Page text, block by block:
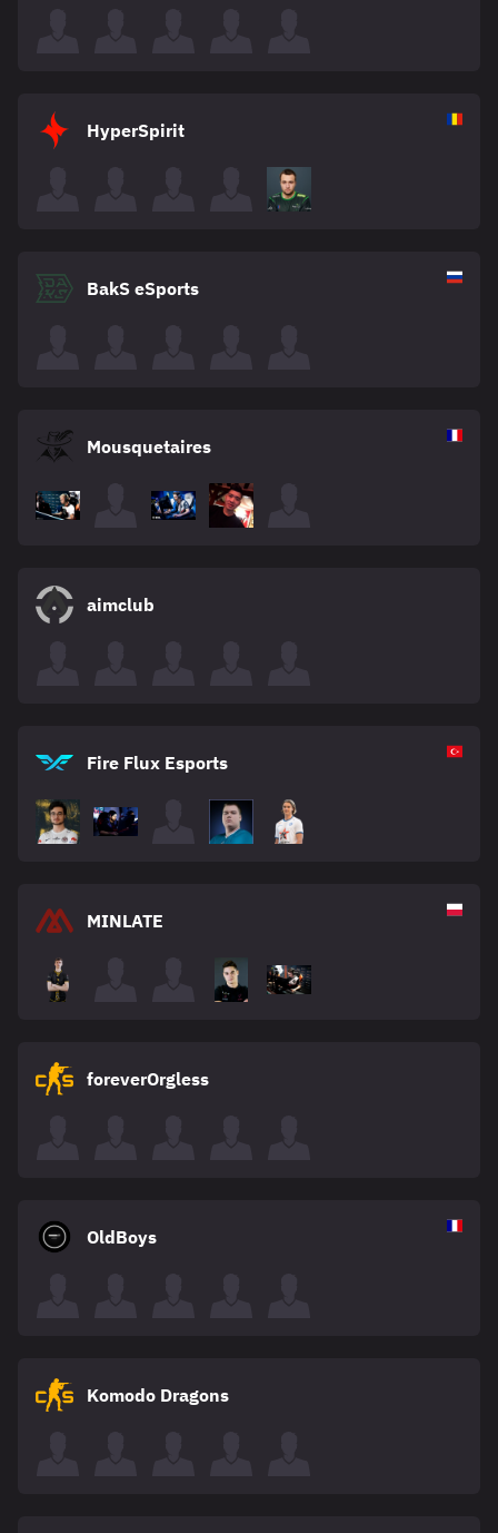
HyperSpirit
BakS eSports
Mousquetaires
aimclub
Fire Flux Esports
MINLATE
foreverOrgless
OldBoys
Komodo Dragons